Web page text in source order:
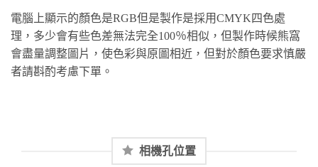
電腦上顯示的顏色是RGB但是製作是採用CMYK四色處
理，多少會有些色差無法完全100％相似，但製作時候熊窩
會盡量調整圖片，使色彩與原圖相近，但對於顏色要求慎嚴
者請斟酌考慮下單。
相機孔位置